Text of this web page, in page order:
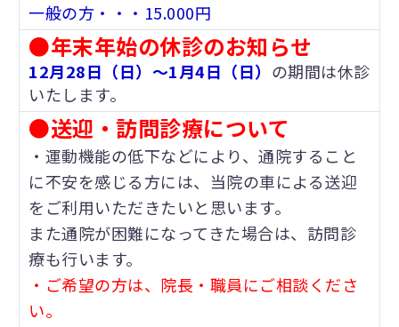
一般の方・・・15.000円
●年末年始の休診のお知らせ
12月28日（日）～1月4日（日） の期間は休診
いたします。
●送迎・訪問診療について
・運動機能の低下などにより、通院すること
に不安を感じる方には、当院の車による送迎
をご利用いただきたいと思います。
また通院が困難になってきた場合は、訪問診
療も行います。
・ご希望の方は、院長・職員にご相談くださ
い。